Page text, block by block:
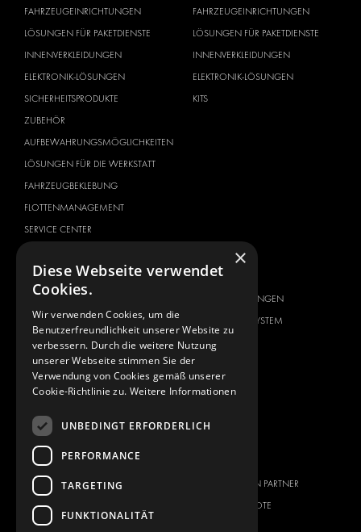
FAHRZEUGEINRICHTUNGEN
LÖSUNGEN FÜR PAKETDIENSTE
INNENVERKLEIDUNGEN
ELEKTRONIK-LÖSUNGEN
SICHERHEITSPRODUKTE
ZUBEHÖR
AUFBEWAHRUNGSMÖGLICHKEITEN
LÖSUNGEN FÜR DIE WERKSTATT
FAHRZEUGBEKLEBUNG
FLOTTENMANAGEMENT
SERVICE CENTER
FAHRZEUGEINRICHTUNGEN
LÖSUNGEN FÜR PAKETDIENSTE
INNENVERKLEIDUNGEN
ELEKTRONIK-LÖSUNGEN
KITS
CITROËN
FIAT
FORD
HYUNDAI
IVECO
MAN
MAXUS
MERCEDES
NISSAN
PEUGEOT
ÜBER UNS
KOMPLETTLÖSUNGEN
ÜBER MODUL-SYSTEM
DOWNLOADS
NEUIGKEITEN
KONTAKT
WERDEN SIE EIN PARTNER
STELLENANGEBOTE
×
Diese Webseite verwendet
Cookies.
Wir verwenden Cookies, um die
Benutzerfreundlichkeit unserer Website zu
verbessern. Durch die weitere Nutzung
unserer Webseite stimmen Sie der
Verwendung von Cookies gemäß unserer
Cookie-Richtlinie zu. Weitere Informationen
UNBEDINGT ERFORDERLICH
PERFORMANCE
TARGETING
FUNKTIONALITÄT